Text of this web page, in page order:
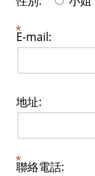
E-mail:
地址:
聯絡電話: